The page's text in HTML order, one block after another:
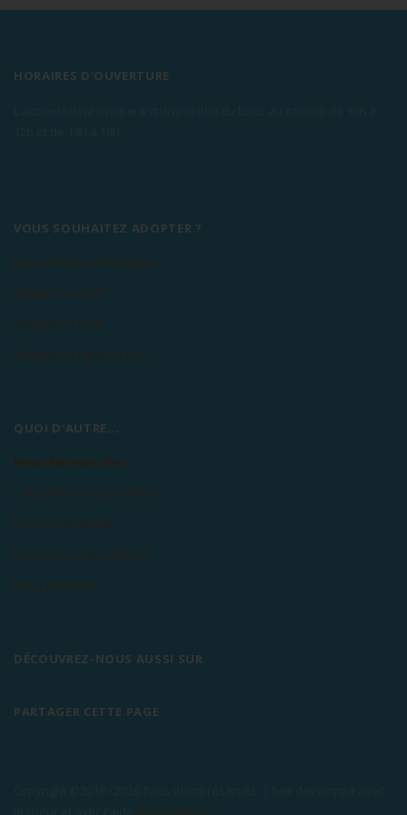
HORAIRES D'OUVERTURE
VOUS SOUHAITEZ ADOPTER ?
Les conditions d'adoption
Adopter un chien
Adopter un chat
Adopter un lapin ou N.A.C
QUOI D'AUTRE...
Nous faire un don
L'actualité de l'association
Devenir bénévole
Découvrez nos mécènes
Nous contacter
DÉCOUVREZ-NOUS AUSSI SUR
PARTAGER CETTE PAGE
de bénévoles